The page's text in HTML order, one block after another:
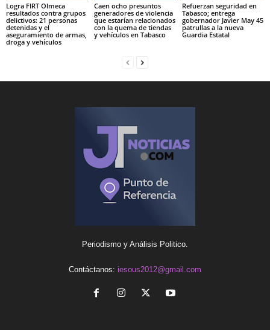
Logra FIRT Olmeca
resultados contra grupos
delictivos: 21 personas
detenidas y el
aseguramiento de armas,
droga y vehículos
Caen ocho presuntos
generadores de violencia
que estarían relacionados
con la quema de tiendas
y vehículos en Tabasco
Refuerzan seguridad en
Tabasco; entrega
gobernador Javier May 45
patrullas a la nueva
Guardia Estatal
Periodismo y Análisis Politico.
Contáctanos: iesous2012@gmail.com